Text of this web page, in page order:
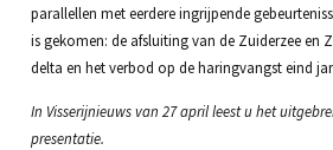
parallellen met eerdere ingrijpende
is gekomen: de afsluiting van de Zuiderzee en
delta en het verbod op de haringvangst eind
In Visserijnieuws van 27 april leest u het
presentatie.